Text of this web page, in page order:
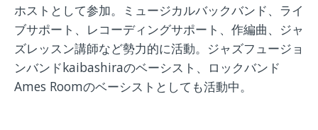
ホストとして参加。ミュージカルバックバンド、ライ
ブサポート、レコーディングサポート、作編曲、ジャ
ズレッスン講師など勢力的に活動。ジャズフュージョ
ンバンドkaibashiraのベーシスト、ロックバンド
Ames Roomのベーシストとしても活動中。